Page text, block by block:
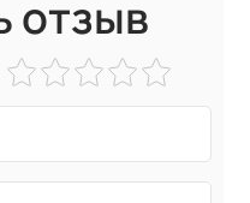
отзыв